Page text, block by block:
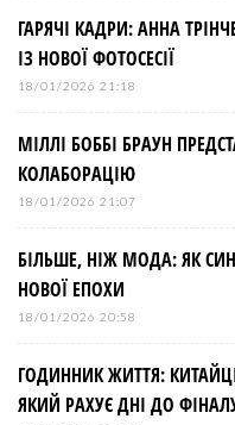
ГАРЯЧІ КАДРИ: АННА
ІЗ НОВОЇ ФОТОСЕСІЇ
18/01/2026 21:18
МІЛЛІ БОББІ БРАУН
КОЛАБОРАЦІЮ
18/01/2026 21:07
БІЛЬШЕ, НІЖ МОДА: ЯК
НОВОЇ ЕПОХИ
18/01/2026 20:58
ГОДИННИК ЖИТТЯ:
ЯКИЙ РАХУЄ ДНІ ДО